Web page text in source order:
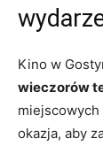
Kino w
wieczorów
miejscowych
okazja, aby